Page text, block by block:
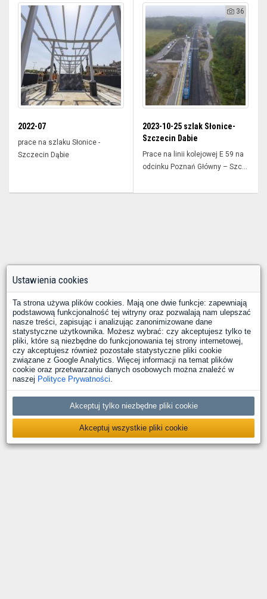
2022-07
prace na szlaku Słonice -
Szczecin Dąbie
36
2023-10-25 szlak Słonice-
Szczecin Dabie
Prace na linii kolejowej E 59 na
odcinku Poznań Główny – Szc...
Ustawienia cookies
Ta strona używa plików cookies. Mają one dwie funkcje: zapewniają
podstawową funkcjonalność tej witryny oraz pozwalają nam ulepszać
nasze treści, zapisując i analizując zanonimizowane dane
statystyczne użytkownika. Możesz wybrać: czy akceptujesz tylko te
pliki, które są niezbędne do funkcjonowania tej strony internetowej,
czy akceptujesz również pozostałe statystyczne pliki cookie
związane z Google Analytics. Więcej informacji na temat plików
cookie oraz przetwarzaniu danych osobowych można znaleźć w
naszej Polityce Prywatności.
Akceptuj tylko niezbędne pliki cookie
Akceptuj wszystkie pliki cookie